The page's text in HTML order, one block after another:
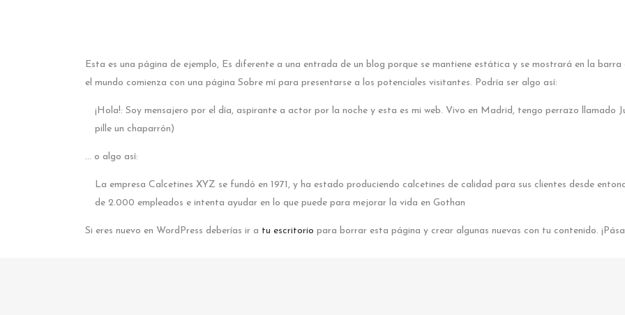
Esta es una página de ejemplo, Es diferente a una entrada de un blog porque se mantiene estática y se mostrará en la
el mundo comienza con una página Sobre mí para presentarse a los potenciales visitantes. Podría ser algo así:
¡Hola!: Soy mensajero por el día, aspirante a actor por la noche y esta es mi web. Vivo en Madrid, tengo perrazo llamado
pille un chaparrón)
… o algo así:
La empresa Calcetines XYZ se fundó en 1971, y ha estado produciendo calcetines de calidad para sus clientes desde
de 2.000 empleados e intenta ayudar en lo que puede para mejorar la vida en Gothan
Si eres nuevo en WordPress deberías ir a tu escritorio para borrar esta página y crear algunas nuevas con tu contenido.